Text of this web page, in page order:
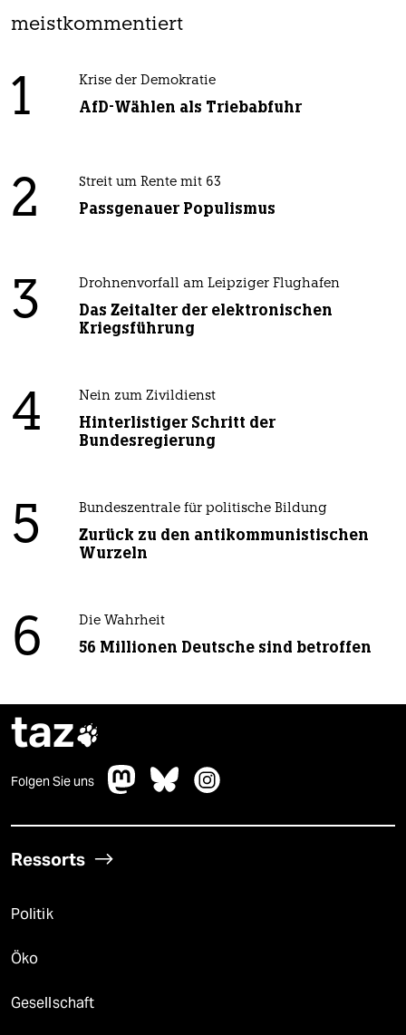
meistkommentiert
1 Krise der Demokratie
AfD-Wählen als Triebabfuhr
2 Streit um Rente mit 63
Passgenauer Populismus
3 Drohnenvorfall am Leipziger Flughafen
Das Zeitalter der elektronischen
Kriegsführung
4 Nein zum Zivildienst
Hinterlistiger Schritt der
Bundesregierung
5 Bundeszentrale für politische Bildung
Zurück zu den antikommunistischen
Wurzeln
6 Die Wahrheit
56 Millionen Deutsche sind betroffen
taz
Folgen Sie uns
Ressorts
Politik
Öko
Gesellschaft